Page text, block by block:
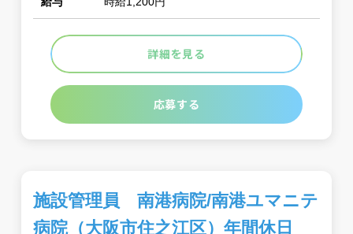
詳細を見る
応募する
施設管理員 南港病院/南港ユマニテ
病院（大阪市住之江区）年間休日